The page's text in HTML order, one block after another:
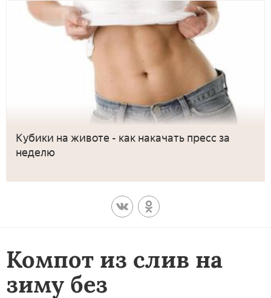
Кубики на животе - как накачать пресс за
неделю
Компот из слив на
зиму без